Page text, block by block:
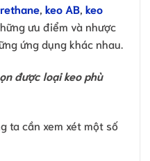
keo AB keo
ưu điểm và nhược
ứng dụng khác nhau.
được loại keo phù
ta cần xem xét một số